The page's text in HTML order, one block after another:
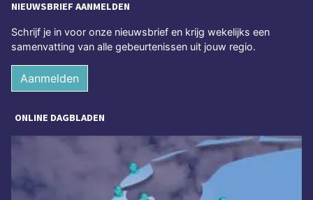
NIEUWSBRIEF AANMELDEN
Schrijf je in voor onze nieuwsbrief en krijg wekelijks een
samenvatting van alle gebeurtenissen uit jouw regio.
Aanmelden
ONLINE DAGBLADEN